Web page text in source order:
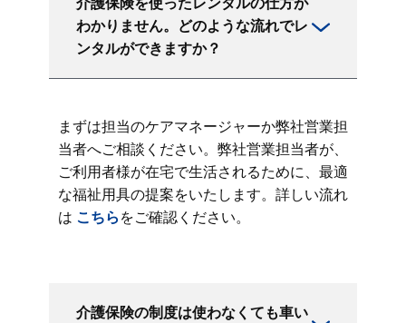
わかりません。どのような流れでレ
ンタルができますか？
まずは担当のケアマネージャーか弊社営業担
当者へご相談ください。弊社営業担当者が、
ご利用者様が在宅で生活されるために、最適
な福祉用具の提案をいたします。詳しい流れ
は こちらをご確認ください。
介護保険の制度は使わなくても車い